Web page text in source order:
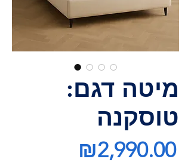
מיטה דגם:
טוסקנה
₪2,990.00